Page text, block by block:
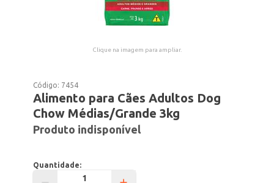
Clique na imagem para ampliar.
Código: 7454
Alimento para Cães Adultos Dog
Chow Médias/Grande 3kg
Produto indisponível
Quantidade: